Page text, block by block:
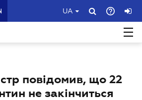
UA
повідомив, що 22
не закінчиться